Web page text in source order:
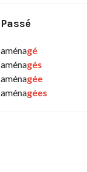
Passé
aménagé
aménagés
aménagée
aménagées